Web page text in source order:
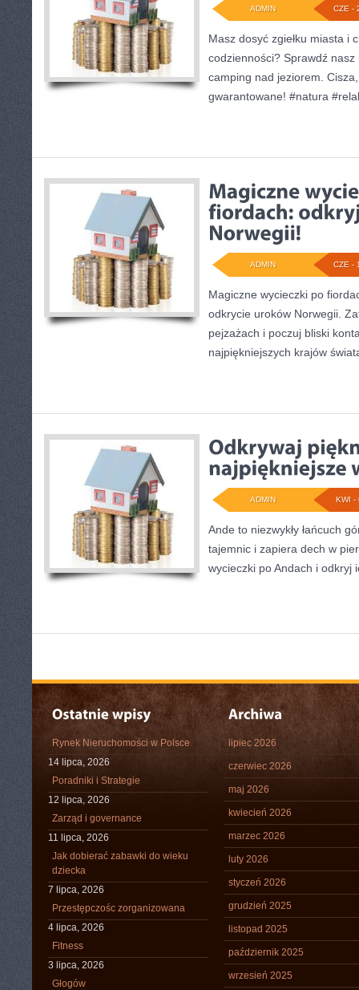
CZE -
ADMIN
Masz dosyć zgiełku miasta i
codzienności? Sprawdź nasz
camping nad jeziorem.
gwarantowane! #natura
CZE -
ADMIN
Magiczne wycieczki po
odkrycie uroków Norwegii.
pejzażach i poczuj bliski
najpiękniejszych krajów
KWI -
ADMIN
Ande to niezwykły łańcuch
tajemnic i zapiera dech w
wycieczki po Andach i odkryj
Rynek Nieruchomości w Polsce
14 lipca, 2026
Poradniki i Strategie
12 lipca, 2026
Zarząd i governance
11 lipca, 2026
Jak dobierać zabawki do wieku
dziecka
7 lipca, 2026
Przestępczośc zorganizowana
4 lipca, 2026
Fitness
3 lipca, 2026
Głogów
lipiec 2026
czerwiec 2026
maj 2026
kwiecień 2026
marzec 2026
luty 2026
styczeń 2026
grudzień 2025
listopad 2025
październik 2025
wrzesień 2025